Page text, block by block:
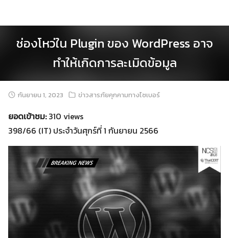
ช่องโหว่ใน Plugin ของ WordPress อาจ
ทำให้เกิดการละเมิดข้อมูล
กันยายน 1, 2023 ข่าวสารภัยคุกคามทางไซเบอร์
ยอดเข้าชม:310 views
398/66 (IT) ประจำวันศุกร์ที่ 1 กันยายน 2566